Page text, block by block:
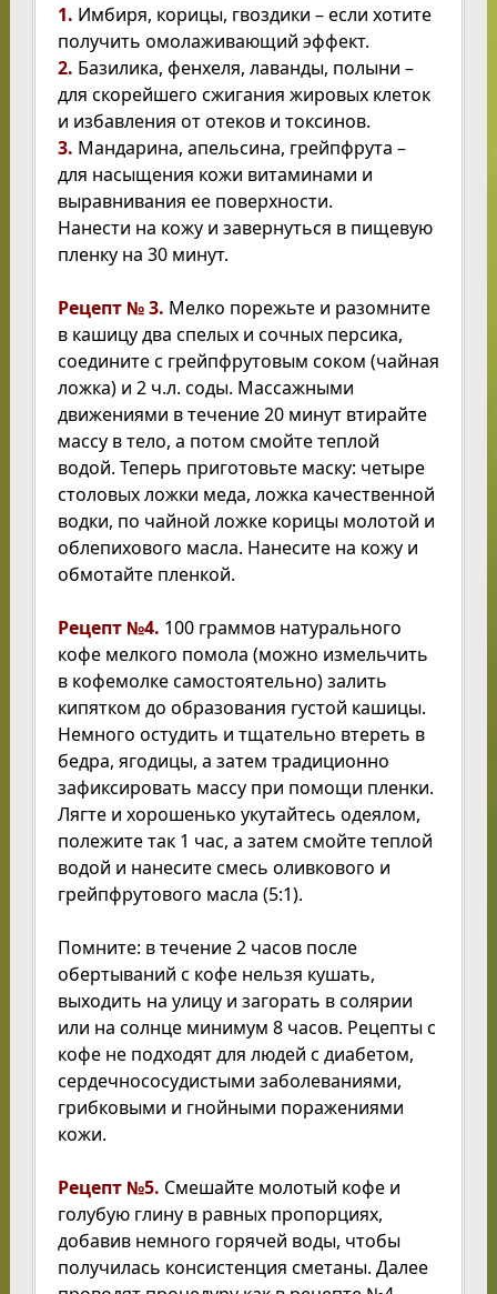
1. Имбиря, корицы, гвоздики – если хотите
получить омолаживающий эффект.
2. Базилика, фенхеля, лаванды, полыни –
для скорейшего сжигания жировых клеток
и избавления от отеков и токсинов.
3. Мандарина, апельсина, грейпфрута –
для насыщения кожи витаминами и
выравнивания ее поверхности.
Нанести на кожу и завернуться в пищевую
пленку на 30 минут.
Рецепт № 3. Мелко порежьте и разомните
в кашицу два спелых и сочных персика,
соедините с грейпфрутовым соком (чайная
ложка) и 2 ч.л. соды. Массажными
движениями в течение 20 минут втирайте
массу в тело, а потом смойте теплой
водой. Теперь приготовьте маску: четыре
столовых ложки меда, ложка качественной
водки, по чайной ложке корицы молотой и
облепихового масла. Нанесите на кожу и
обмотайте пленкой.
Рецепт №4. 100 граммов натурального
кофе мелкого помола (можно измельчить
в кофемолке самостоятельно) залить
кипятком до образования густой кашицы.
Немного остудить и тщательно втереть в
бедра, ягодицы, а затем традиционно
зафиксировать массу при помощи пленки.
Лягте и хорошенько укутайтесь одеялом,
полежите так 1 час, а затем смойте теплой
водой и нанесите смесь оливкового и
грейпфрутового масла (5:1).
Помните: в течение 2 часов после
обертываний с кофе нельзя кушать,
выходить на улицу и загорать в солярии
или на солнце минимум 8 часов. Рецепты с
кофе не подходят для людей с диабетом,
сердечнососудистыми заболеваниями,
грибковыми и гнойными поражениями
кожи.
Рецепт №5. Смешайте молотый кофе и
голубую глину в равных пропорциях,
добавив немного горячей воды, чтобы
получилась консистенция сметаны. Далее